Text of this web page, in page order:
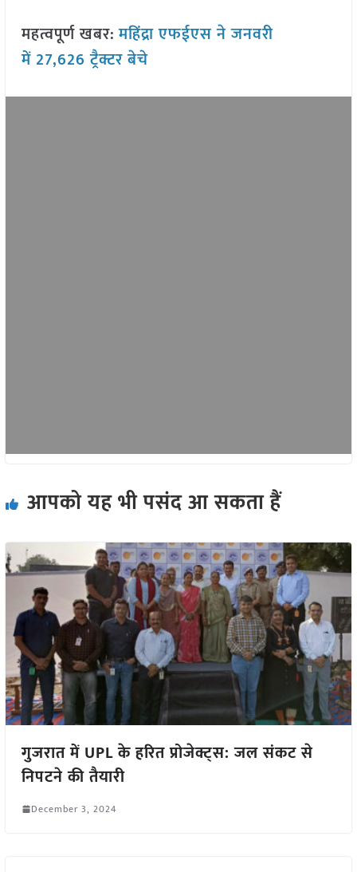
महत्वपूर्ण खबर:महिंद्रा एफईएस ने जनवरी
में 27,626 ट्रैक्टर बेचे
आपको यह भी पसंद आ सकता हैं
गुजरात में UPL के हरित प्रोजेक्ट्स: जल संकट से
निपटने की तैयारी
December 3, 2024